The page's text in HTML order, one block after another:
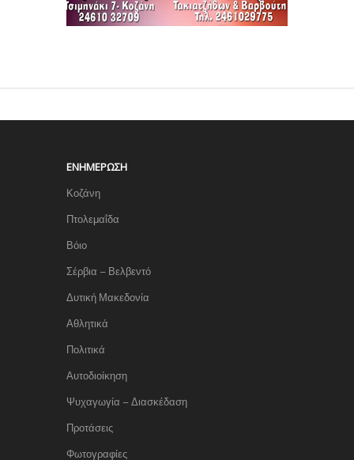
ΕΝΗΜΈΡΩΣΗ
Κοζάνη
Πτολεμαΐδα
Βόιο
Σέρβια – Βελβεντό
Δυτική Μακεδονία
Αθλητικά
Πολιτικά
Αυτοδιοίκηση
Ψυχαγωγία – Διασκέδαση
Προτάσεις
Φωτογραφίες